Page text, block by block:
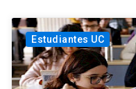
Estudiantes UC